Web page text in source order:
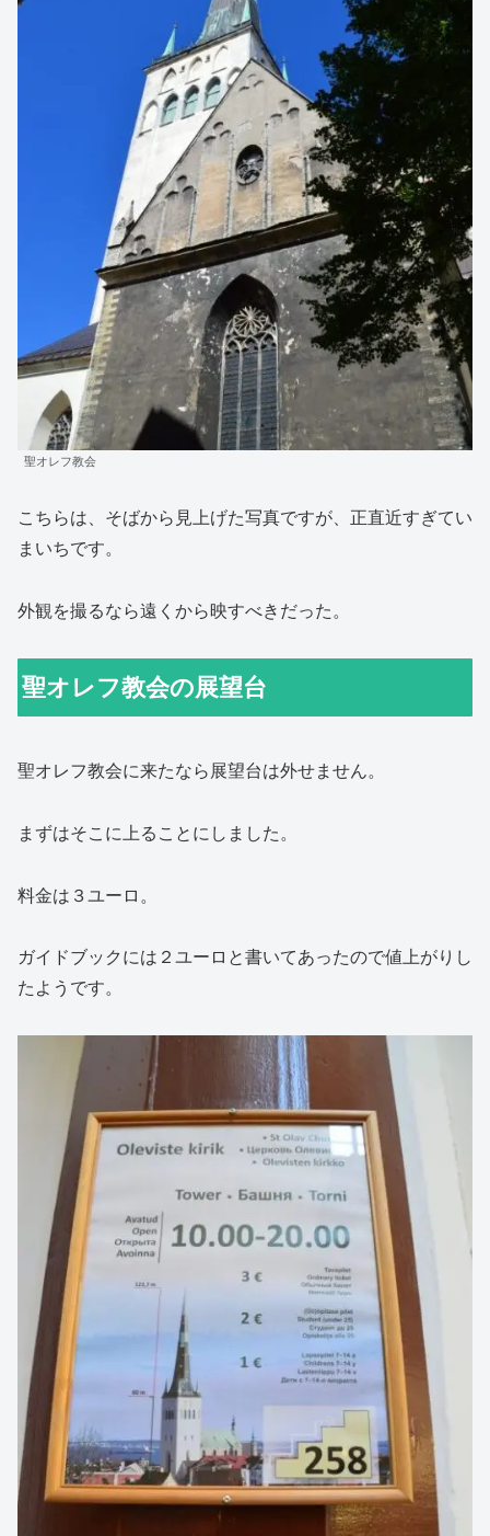
聖オレフ教会
こちらは、そばから見上げた写真ですが、正直近すぎてい
まいちです。
外観を撮るなら遠くから映すべきだった。
聖オレフ教会の展望台
聖オレフ教会に来たなら展望台は外せません。
まずはそこに上ることにしました。
料金は３ユーロ。
ガイドブックには２ユーロと書いてあったので値上がりし
たようです。